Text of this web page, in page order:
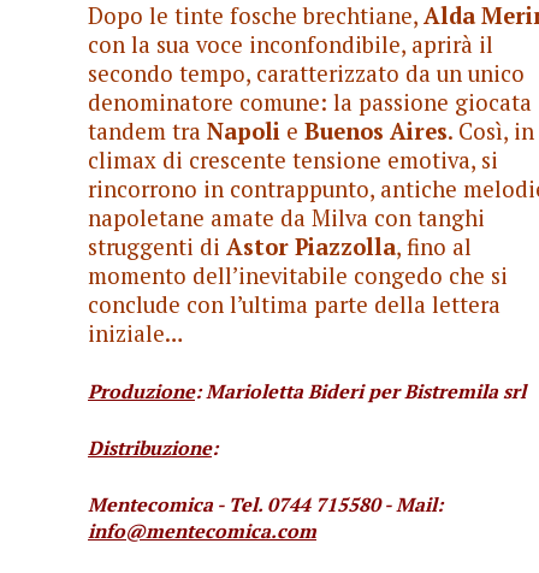
Dopo le tinte fosche brechtiane, Alda
con la sua voce inconfondibile, aprirà il
secondo tempo, caratterizzato da un unico
denominatore comune: la passione giocata
tandem tra Napoli e Buenos Aires. Così,
climax di crescente tensione emotiva, si
rincorrono in contrappunto, antiche
napoletane amate da Milva con tanghi
struggenti di Astor Piazzolla, fino al
momento dell’inevitabile congedo che si
conclude con l’ultima parte della lettera
iniziale…
Produzione: Marioletta Bideri per Bistremila srl
Distribuzione:
Mentecomica - Tel. 0744 715580 - Mail:
info@mentecomica.com